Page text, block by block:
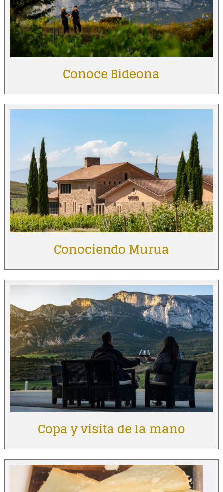
Conoce Bideona
Conociendo Murua
Copa y visita de la mano